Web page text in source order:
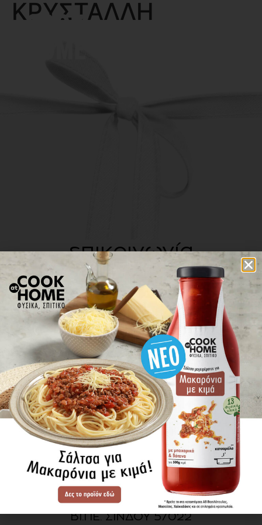
ΚΡΥΣΤΑΛΛΗ
επικοινωνία
πού βρίσκω τα προϊόντα
ΕΝΗΜΕΡΩΘΕΙΤΕ ΠΡΩΤΟΙ
ΓΙΑ ΤΑ ΝΕΑ ΜΑΣ
ΕΓΓΡΑΦΗ
SITE MAP
ΠΡΟΪΟΝΤΑ
ΣΥΝΤΑΓΕΣ
Η ΙΣΤΟΡΙΑ ΜΑΣ
VIDEOS
ΠΡΟΒΥΛ Α.Ε.
ΟΔΟΣ Α3
ΒΙ.ΠΕ. ΣΙΝΔΟΥ 57022